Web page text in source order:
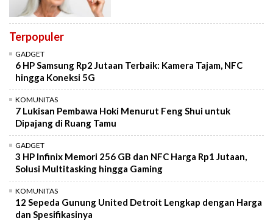
Terpopuler
GADGET
6 HP Samsung Rp2 Jutaan Terbaik: Kamera Tajam, NFC
hingga Koneksi 5G
KOMUNITAS
7 Lukisan Pembawa Hoki Menurut Feng Shui untuk
Dipajang di Ruang Tamu
GADGET
3 HP Infinix Memori 256 GB dan NFC Harga Rp1 Jutaan,
Solusi Multitasking hingga Gaming
KOMUNITAS
12 Sepeda Gunung United Detroit Lengkap dengan Harga
dan Spesifikasinya